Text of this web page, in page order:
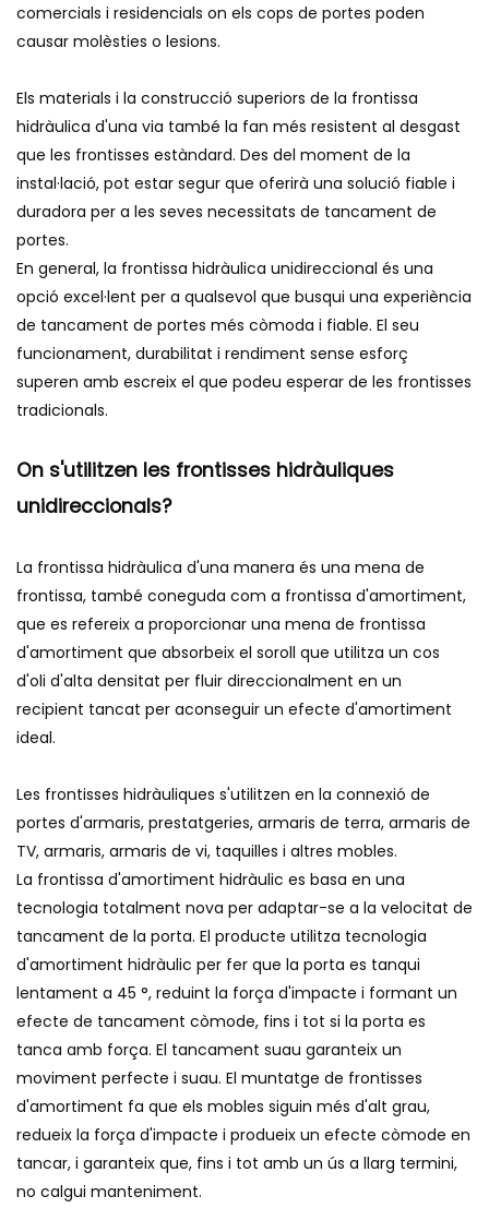
comercials i residencials on els cops de portes poden
causar molèsties o lesions.
Els materials i la construcció superiors de la frontissa
hidràulica d'una via també la fan més resistent al desgast
que les frontisses estàndard. Des del moment de la
instal·lació, pot estar segur que oferirà una solució fiable i
duradora per a les seves necessitats de tancament de
portes.
En general, la frontissa hidràulica unidireccional és una
opció excel·lent per a qualsevol que busqui una experiència
de tancament de portes més còmoda i fiable. El seu
funcionament, durabilitat i rendiment sense esforç
superen amb escreix el que podeu esperar de les frontisses
tradicionals.
On s'utilitzen les frontisses hidràuliques
unidireccionals?
La frontissa hidràulica d'una manera és una mena de
frontissa, també coneguda com a frontissa d'amortiment,
que es refereix a proporcionar una mena de frontissa
d'amortiment que absorbeix el soroll que utilitza un cos
d'oli d'alta densitat per fluir direccionalment en un
recipient tancat per aconseguir un efecte d'amortiment
ideal.
Les frontisses hidràuliques s'utilitzen en la connexió de
portes d'armaris, prestatgeries, armaris de terra, armaris de
TV, armaris, armaris de vi, taquilles i altres mobles.
La frontissa d'amortiment hidràulic es basa en una
tecnologia totalment nova per adaptar-se a la velocitat de
tancament de la porta. El producte utilitza tecnologia
d'amortiment hidràulic per fer que la porta es tanqui
lentament a 45 °, reduint la força d'impacte i formant un
efecte de tancament còmode, fins i tot si la porta es
tanca amb força. El tancament suau garanteix un
moviment perfecte i suau. El muntatge de frontisses
d'amortiment fa que els mobles siguin més d'alt grau,
redueix la força d'impacte i produeix un efecte còmode en
tancar, i garanteix que, fins i tot amb un ús a llarg termini,
no calgui manteniment.